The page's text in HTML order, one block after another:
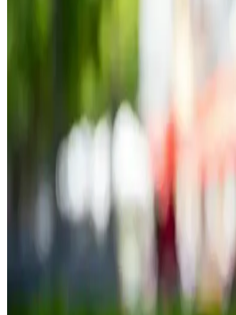
Keten tohumu, antioksidan ve omega
destekleyen doğal bir çözümdür.
nemlendirme ve yaşlanma karşıtı
E Vitamini Yağı Yüze
Tiplerine Göre Tavsiyeler
E vitamini yağı, cilt sağlığını
Doğru kullanım ve uygulama
nem sağlar ve cilt bariyerini güçlendirir.
Katran Sabunu Nedir ve Cilt ile
Faydaları Nelerdir
Katran sabunu, doğal içeriklerle
destekleyen geleneksel bir ürün olup,
sorunlara doğal çözümler sunar.